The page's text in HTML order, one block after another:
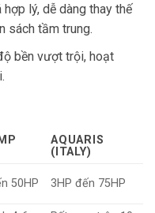
lý, dễ dàng thay thế
sách tầm trung.
bền vượt trội, hoạt
AQUARIS
(ITALY)
50HP 3HP đến 75HP